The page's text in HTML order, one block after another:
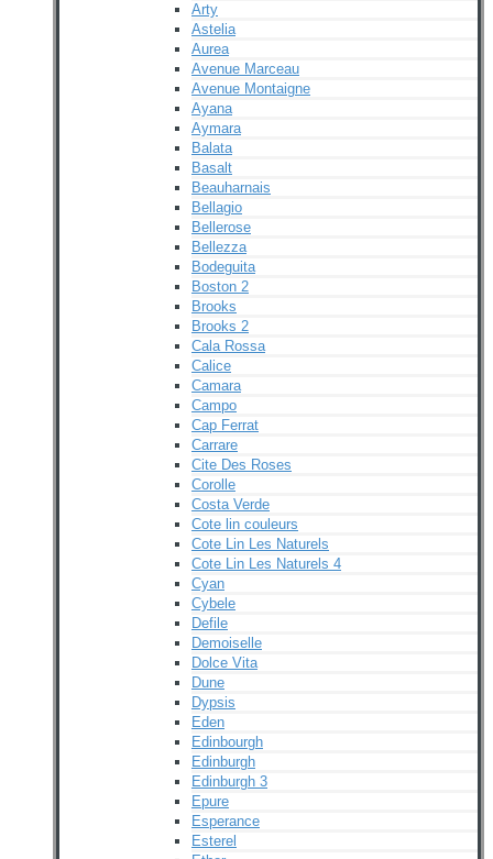
Arty
Astelia
Aurea
Avenue Marceau
Avenue Montaigne
Ayana
Aymara
Balata
Basalt
Beauharnais
Bellagio
Bellerose
Bellezza
Bodeguita
Boston 2
Brooks
Brooks 2
Cala Rossa
Calice
Camara
Campo
Cap Ferrat
Carrare
Cite Des Roses
Corolle
Costa Verde
Cote lin couleurs
Cote Lin Les Naturels
Cote Lin Les Naturels 4
Cyan
Cybele
Defile
Demoiselle
Dolce Vita
Dune
Dypsis
Eden
Edinbourgh
Edinburgh
Edinburgh 3
Epure
Esperance
Esterel